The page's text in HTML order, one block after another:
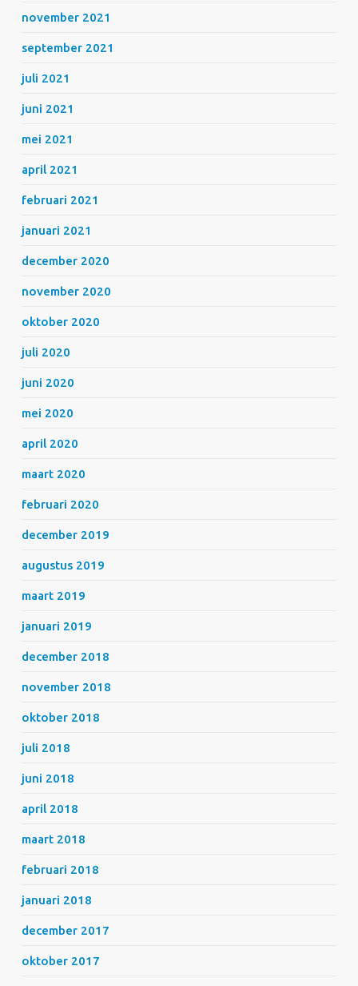
november 2021
september 2021
juli 2021
juni 2021
mei 2021
april 2021
februari 2021
januari 2021
december 2020
november 2020
oktober 2020
juli 2020
juni 2020
mei 2020
april 2020
maart 2020
februari 2020
december 2019
augustus 2019
maart 2019
januari 2019
december 2018
november 2018
oktober 2018
juli 2018
juni 2018
april 2018
maart 2018
februari 2018
januari 2018
december 2017
oktober 2017